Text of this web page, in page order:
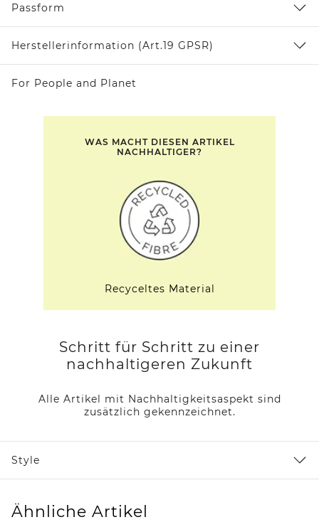
Passform
Herstellerinformation (Art.19 GPSR)
For People and Planet
WAS MACHT DIESEN ARTIKEL
NACHHALTIGER?
Recyceltes Material
Schritt für Schritt zu einer
nachhaltigeren Zukunft
Alle Artikel mit Nachhaltigkeitsaspekt sind
zusätzlich gekennzeichnet.
Style
Ähnliche Artikel